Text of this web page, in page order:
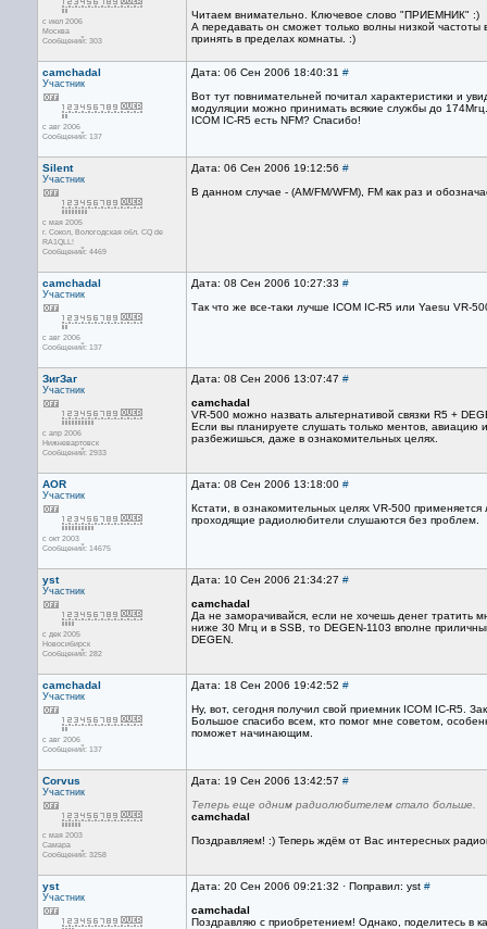
с июл 2006
Москва
Сообщений: 303
Читаем внимательно. Ключевое слово "ПРИЕМНИК" :)
А передавать он сможет только волны низкой
принять в пределах комнаты. :)
camchadal
Участник
с авг 2006
Сообщений: 137
Дата: 06 Сен 2006 18:40:31 #
Вот тут повнимательней почитал характеристики и
модуляции можно принимать всякие службы до
ICOM IC-R5 есть NFM? Спасибо!
Silent
Участник
с мая 2005
г. Сокол, Вологодская обл. CQ de
RA1QLL!
Сообщений: 4469
Дата: 06 Сен 2006 19:12:56 #
В данном случае - (AM/FM/WFM), FM как раз и
camchadal
Участник
с авг 2006
Сообщений: 137
Дата: 08 Сен 2006 10:27:33 #
Так что же все-таки лучше ICOM IC-R5 или Yaesu VR-
ЗигЗаг
Участник
с апр 2006
Нижневартовск
Сообщений: 2933
Дата: 08 Сен 2006 13:07:47 #
camchadal
VR-500 можно назвать альтернативой связки R5 +
Если вы планируете слушать только ментов,
разбежишься, даже в ознакомительных целях.
AOR
Участник
с окт 2003
Сообщений: 14675
Дата: 08 Сен 2006 13:18:00 #
Кстати, в ознакомительных целях VR-500
проходящие радиолюбители слушаются без проблем.
yst
Участник
с дек 2005
Новосибирск
Сообщений: 282
Дата: 10 Сен 2006 21:34:27 #
camchadal
Да не заморачивайся, если не хочешь денег тратить
ниже 30 Мгц и в SSB, то DEGEN-1103 вполне
DEGEN.
camchadal
Участник
с авг 2006
Сообщений: 137
Дата: 18 Сен 2006 19:42:52 #
Ну, вот, сегодня получил свой приемник ICOM IC-R5.
Большое спасибо всем, кто помог мне советом,
поможет начинающим.
Corvus
Участник
с мая 2003
Самара
Сообщений: 3258
Дата: 19 Сен 2006 13:42:57 #
Теперь еще одним радиолюбителем стало больше.
camchadal
Поздравляем! :) Теперь ждём от Вас интересных
yst
Участник
Дата: 20 Сен 2006 09:21:32 · Поправил: yst #
camchadal
Поздравляю с приобретением! Однако, поделитесь в